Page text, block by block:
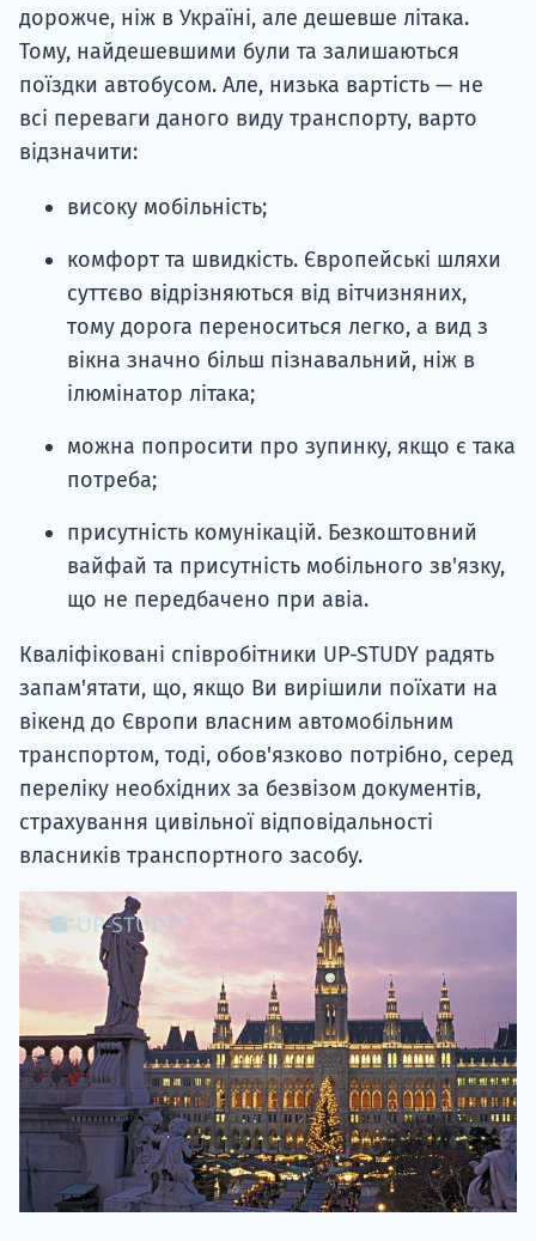
дорожче, ніж в Україні, але дешевше літака.
Тому, найдешевшими були та залишаються
поїздки автобусом. Але, низька вартість — не
всі переваги даного виду транспорту, варто
відзначити:
високу мобільність;
комфорт та швидкість. Європейські шляхи
суттєво відрізняються від вітчизняних,
тому дорога переноситься легко, а вид з
вікна значно більш пізнавальний, ніж в
ілюмінатор літака;
можна попросити про зупинку, якщо є така
потреба;
присутність комунікацій. Безкоштовний
вайфай та присутність мобільного зв'язку,
що не передбачено при авіа.
Кваліфіковані співробітники UP-STUDY радять
запам'ятати, що, якщо Ви вирішили поїхати на
вікенд до Європи власним автомобільним
транспортом, тоді, обов'язково потрібно, серед
переліку необхідних за безвізом документів,
страхування цивільної відповідальності
власників транспортного засобу.